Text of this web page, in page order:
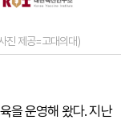
진 제공=고대의대)
을 운영해 왔다. 지난